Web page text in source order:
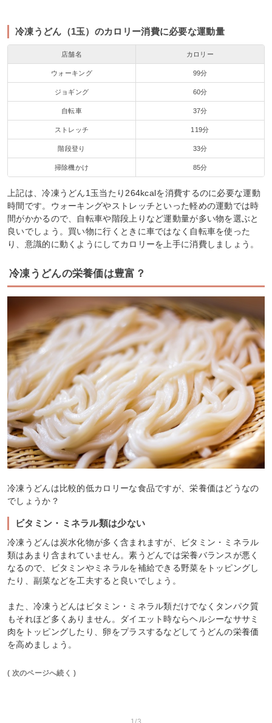
冷凍うどん（1玉）のカロリー消費に必要な運動量
店舗名 カロリー
ウォーキング 99分
ジョギング 60分
自転車 37分
ストレッチ 119分
階段登り 33分
掃除機かけ 85分
上記は、冷凍うどん1玉当たり264kcalを消費するのに必要な運動
時間です。ウォーキングやストレッチといった軽めの運動では時
間がかかるので、自転車や階段上りなど運動量が多い物を選ぶと
良いでしょう。買い物に行くときに車ではなく自転車を使った
り、意識的に動くようにしてカロリーを上手に消費しましょう。
冷凍うどんの栄養価は豊富？
冷凍うどんは比較的低カロリーな食品ですが、栄養価はどうなの
でしょうか？
ビタミン・ミネラル類は少ない
冷凍うどんは炭水化物が多く含まれますが、ビタミン・ミネラル
類はあまり含まれていません。素うどんでは栄養バランスが悪く
なるので、ビタミンやミネラルを補給できる野菜をトッピングし
たり、副菜などを工夫すると良いでしょう。
また、冷凍うどんはビタミン・ミネラル類だけでなくタンパク質
もそれほど多くありません。ダイエット時ならヘルシーなササミ
肉をトッピングしたり、卵をプラスするなどしてうどんの栄養価
を高めましょう。
( 次のページへ続く )